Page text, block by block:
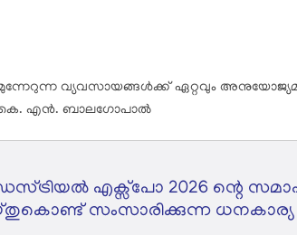
എക്സ്പോ 2026 ന്റെ
സംസാരിക്കുന്ന ധനകാര്യ